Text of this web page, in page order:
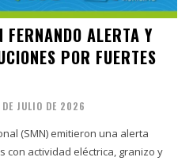
ALERTA Y
POR FUERTES
JULIO DE 2026
(SMN) emitieron una alerta
con actividad eléctrica, granizo y